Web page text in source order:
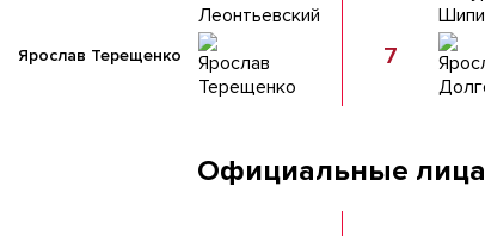
Ярослав Терещенко 7
Официальные лица